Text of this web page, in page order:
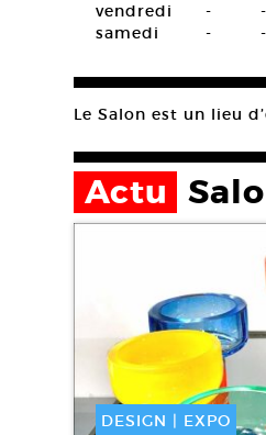
vendredi
- -
samedi
- -
Le Salon est un lieu
Actu
DESIGN | EXPO